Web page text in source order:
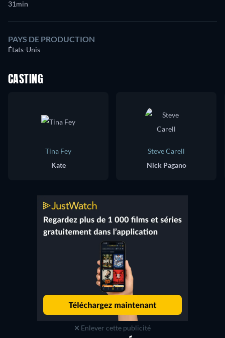
31min
PAYS DE PRODUCTION
États-Unis
CASTING
Tina Fey
Kate
Steve Carell
Nick Pagano
Enlever cette publicité